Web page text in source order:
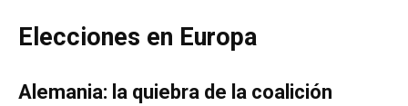
Elecciones en Europa
Alemania: la quiebra de la coalición